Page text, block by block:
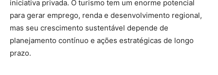
iniciativa privada. O turismo tem um enorme potencial
para gerar emprego, renda e desenvolvimento regional,
mas seu crescimento sustentável depende de
planejamento contínuo e ações estratégicas de longo
prazo.